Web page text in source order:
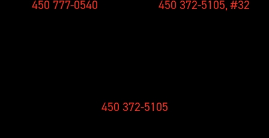
450 777-0540 450 372-5105, #32
450 372-5105